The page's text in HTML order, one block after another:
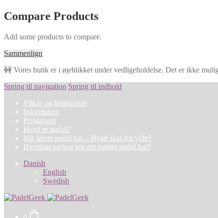
Compare Products
Add some products to compare.
Sammenlign
🚧 Vores butik er i øjeblikket under vedligeholdelse. Det er ikke
Spring til navigation Spring til indhold
Vilkår og betingelser
Information
Prisgaranti
Hvad er padel?
Mit første padel bat – Hvad skal jeg vide?
Hvordan vælger jeg det rigtige padel bat?
Danish
English
Swedish